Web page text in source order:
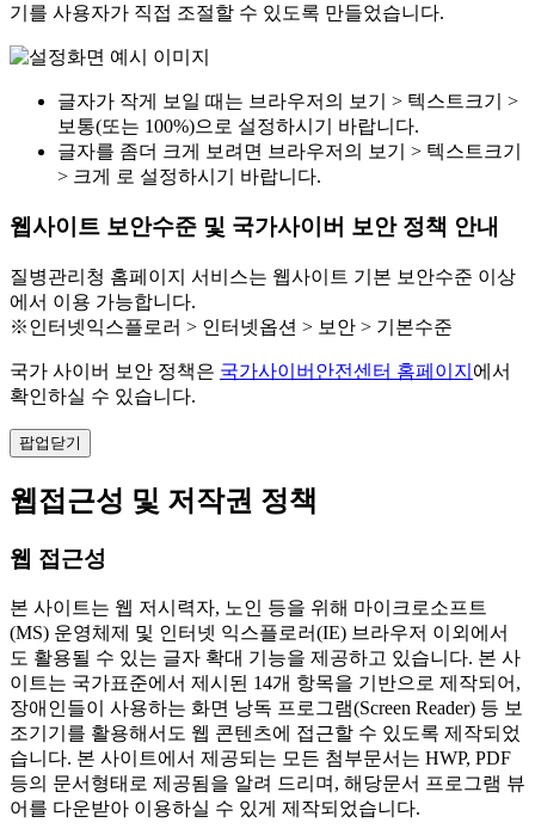
기를 사용자가 직접 조절할 수 있도록 만들었습니다.
글자가 작게 보일 때는 브라우저의 보기 > 텍스트크기 >
보통(또는 100%)으로 설정하시기 바랍니다.
글자를 좀더 크게 보려면 브라우저의 보기 > 텍스트크기
> 크게 로 설정하시기 바랍니다.
웹사이트 보안수준 및 국가사이버 보안 정책 안내
질병관리청 홈페이지 서비스는 웹사이트 기본 보안수준 이상
에서 이용 가능합니다.
※인터넷익스플로러 > 인터넷옵션 > 보안 > 기본수준
국가 사이버 보안 정책은 국가사이버안전센터 홈페이지 에서
확인하실 수 있습니다.
팝업닫기
웹접근성 및 저작권 정책
웹 접근성
본 사이트는 웹 저시력자, 노인 등을 위해 마이크로소프트
(MS) 운영체제 및 인터넷 익스플로러(IE) 브라우저 이외에서
도 활용될 수 있는 글자 확대 기능을 제공하고 있습니다. 본 사
이트는 국가표준에서 제시된 14개 항목을 기반으로 제작되어,
장애인들이 사용하는 화면 낭독 프로그램(Screen Reader) 등 보
조기기를 활용해서도 웹 콘텐츠에 접근할 수 있도록 제작되었
습니다. 본 사이트에서 제공되는 모든 첨부문서는 HWP, PDF
등의 문서형태로 제공됨을 알려 드리며, 해당문서 프로그램 뷰
어를 다운받아 이용하실 수 있게 제작되었습니다.